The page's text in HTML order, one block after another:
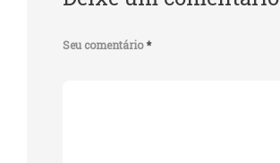
Seu comentário*